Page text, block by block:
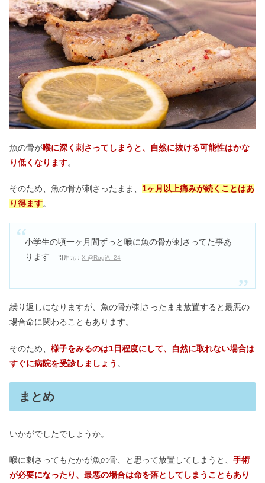
魚の骨が喉に深く刺さってしまうと、自然に抜ける可能性はかな
り低くなります。
そのため、魚の骨が刺さったまま、 1ヶ月以上痛みが続くことはあ
り得ます。
小学生の頃一ヶ月間ずっと喉に魚の骨が刺さってた事あ
ります
引用元：X-@RogiA_24
繰り返しになりますが、魚の骨が刺さったまま放置すると最悪の
場合命に関わることもあります。
そのため、 様子をみるのは1日程度にして、自然に取れない場合は
すぐに病院を受診しましょう 。
まとめ
いかがでしたでしょうか。
喉に刺さってもたかが魚の骨、と思って放置してしまうと、 手術
が必要になったり、最悪の場合は命を落としてしまうこともあり